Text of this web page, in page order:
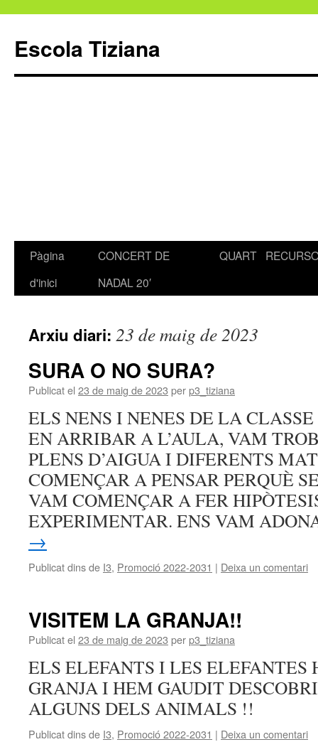
Escola Tiziana
Vés
Pàgina
d'inici
CONCERT DE
NADAL 20′
QUART
Arxiu diari: 23 de maig de 2023
SURA O NO SURA?
Publicat el 23 de maig de 2023 perp3_tiziana
ELS NENS I NENES DE LA
EN ARRIBAR A L’AULA, VAM
PLENS D’AIGUA I DIFERENTS
COMENÇAR A PENSAR PERQUÈ
VAM COMENÇAR A FER
EXPERIMENTAR. ENS VAM
→
Publicat dins de I3, Promoció 2022-2031 | Deixa un comentari
VISITEM LA GRANJA!!
Publicat el 23 de maig de 2023 perp3_tiziana
ELS ELEFANTS I LES
GRANJA I HEM GAUDIT
ALGUNS DELS ANIMALS !!
Publicat dins de I3, Promoció 2022-2031 | Deixa un comentari